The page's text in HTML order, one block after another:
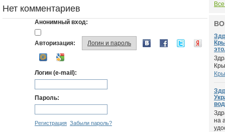
Нет комментариев
Анонимный вход:
Авторизация: Логин и пароль
Логин (e-mail):
Пароль:
Регистрация Забыли пароль?
на